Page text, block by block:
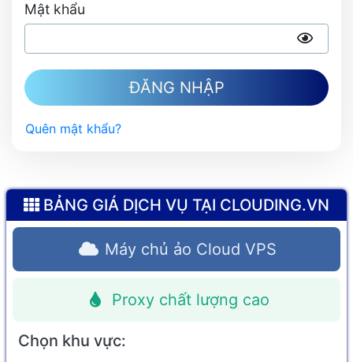
Mật khẩu
ĐĂNG NHẬP
Quên mật khẩu?
BẢNG GIÁ DỊCH VỤ TẠI CLOUDING.VN
Máy chủ ảo Cloud VPS
Proxy chất lượng cao
Chọn khu vực: